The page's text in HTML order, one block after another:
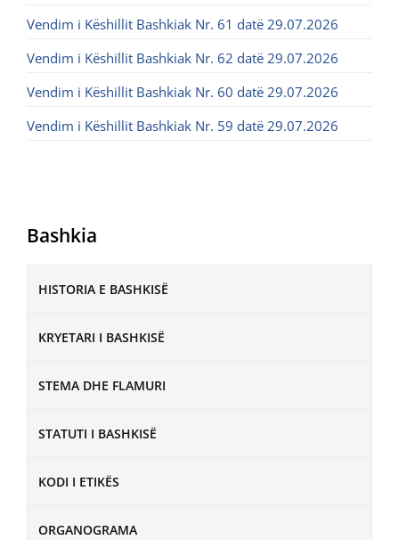
Bashkia
HISTORIA E BASHKISË
KRYETARI I BASHKISË
STEMA DHE FLAMURI
STATUTI I BASHKISË
KODI I ETIKËS
ORGANOGRAMA
Vendim i Këshillit Bashkiak Nr. 61 datë 29.07.2026
Vendim i Këshillit Bashkiak Nr. 62 datë 29.07.2026
Vendim i Këshillit Bashkiak Nr. 60 datë 29.07.2026
Vendim i Këshillit Bashkiak Nr. 59 datë 29.07.2026